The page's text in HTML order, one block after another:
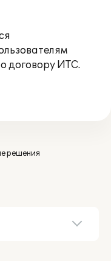
договору ИТС.
решения